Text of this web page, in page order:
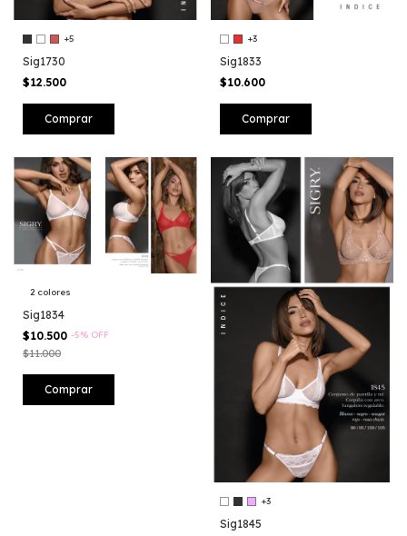
+5
Sig1730
$12.500
Comprar
+3
Sig1833
$10.600
Comprar
2 colores
Sig1834
$10.500 -5% OFF
$11.000
Comprar
+3
Sig1845